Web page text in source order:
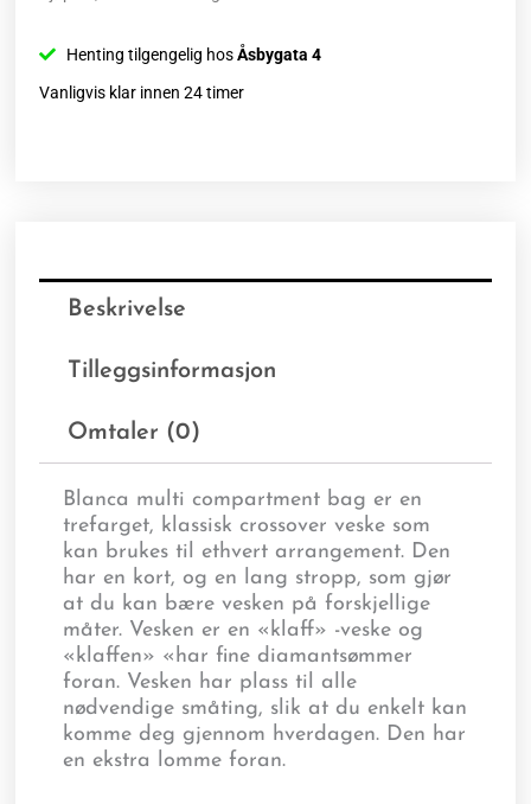
Henting tilgengelig hosÅsbygata 4
Vanligvis klar innen 24 timer
Beskrivelse
Tilleggsinformasjon
Omtaler (0)
Blanca multi compartment bag er en
trefarget, klassisk crossover veske som
kan brukes til ethvert arrangement. Den
har en kort, og en lang stropp, som gjør
at du kan bære vesken på forskjellige
måter. Vesken er en «klaff» -veske og
«klaffen» «har fine diamantsømmer
foran. Vesken har plass til alle
nødvendige småting, slik at du enkelt kan
komme deg gjennom hverdagen. Den har
en ekstra lomme foran.